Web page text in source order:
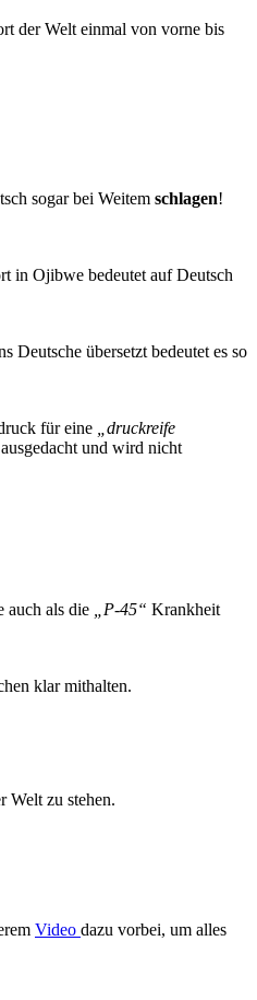
der Welt einmal von vorne bis
sogar bei Weitem schlagen!
in Ojibwe bedeutet auf Deutsch
Deutsche übersetzt bedeutet es so
für eine
„druckreife
und wird nicht
auch als die „P-45“ Krankheit
klar mithalten.
Welt zu stehen.
Video dazu vorbei, um alles